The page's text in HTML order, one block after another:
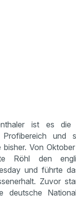
ist es die
und
Von
Röhl den
und führte
Zuvor
deutsche